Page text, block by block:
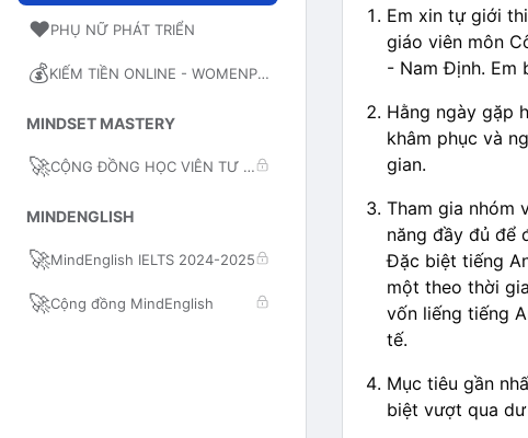
❤️PHỤ NỮ PHÁT TRIỂN
💰 KIẾM TIỀN ONLINE - WOMENPRENEUR
MINDSET MASTERY
🚀 CỘNG ĐỒNG HỌC VIÊN TƯ DUY
MINDENGLISH
🚀MindEnglish IELTS 2024-2025
🚀Cộng đồng MindEnglish
Em xin tự giới
giáo viên môn
- Nam Định. Em
Hằng ngày gặp
khâm phục và
gian.
Tham gia nhóm
năng đầy đủ để
Đặc biệt tiếng
một theo thời
vốn liếng tiếng
tế.
Mục tiêu gần
biệt vượt qua dư